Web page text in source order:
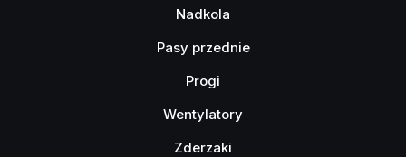
Nadkola
Pasy przednie
Progi
Wentylatory
Zderzaki